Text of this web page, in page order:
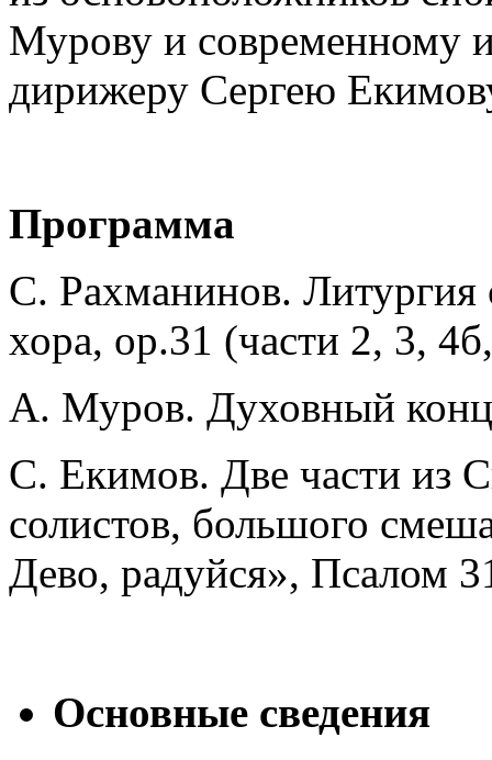
Мурову и современному
дирижеру Сергею
Программа
С. Рахманинов. Литургия
хора, op.31 (части 2, 3,
А. Муров. Духовный
С. Екимов. Две части из
солистов, большого
Дево, радуйся», Псалом
Основные сведения